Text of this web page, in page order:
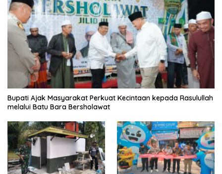
Bupati Ajak Masyarakat Perkuat Kecintaan kepada Rasulullah
melalui Batu Bara Bersholawat